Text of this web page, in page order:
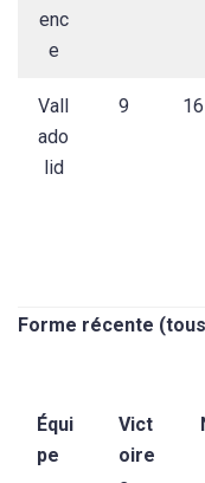
enc
e
Vall
ado
lid
9 16
Forme récente
Équi
pe
Vict
oire